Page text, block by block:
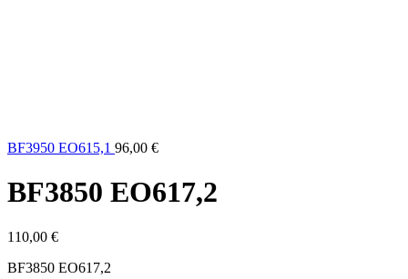
BF3950 EO615,1 96,00 €
BF3850 EO617,2
110,00 €
BF3850 EO617,2